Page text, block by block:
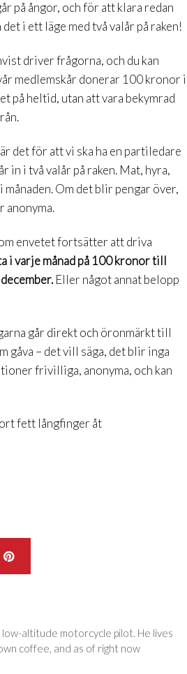
på ångor, och för att klara redan
i ett läge med två valår på raken!
driver frågorna, och du kan
medlemskår donerar 100 kronor i
på heltid, utan att vara bekymrad
det för att vi ska ha en partiledare
in i två valår på raken. Mat, hyra,
Om det blir pengar över,
anonyma.
envetet fortsätter att driva
i varje månad på 100 kronor till
Eller något annat belopp
går direkt och öronmärkt till
gåva – det vill säga, det blir inga
frivilliga, anonyma, och kan
fett långfinger åt
altitude motorcycle pilot. He lives
coffee, and as of right now